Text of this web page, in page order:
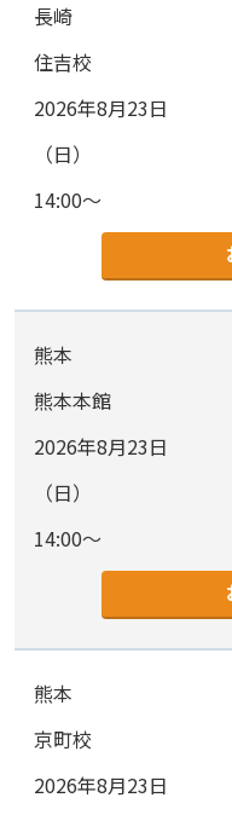
長崎
住吉校
2026年8月23日
（日）
14:00～
熊本
熊本本館
2026年8月23日
（日）
14:00～
熊本
京町校
2026年8月23日